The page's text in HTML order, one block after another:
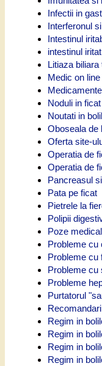
Infectii in
Interferonul
Intestinul
intestinul iritat
Litiaza
Medic on line
Noduli in ficat
Noutati in
Oboseala de
Oferta site-
Operatia de
Operatia de
Pancreasul
Pata pe ficat
Pietrele la
Polipii
Poze
Probleme cu
Probleme cu
Probleme cu
Probleme
Purtatorul
Regim in
Regim in
Regim in
Regim in